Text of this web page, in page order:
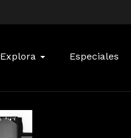
Explora Especiales